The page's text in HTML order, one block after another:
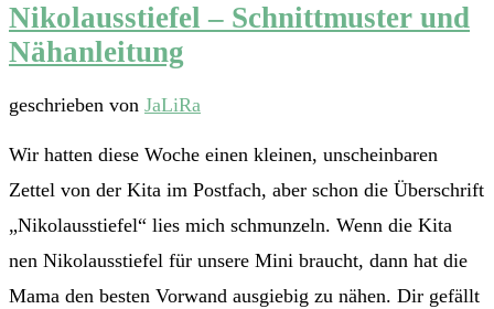
Nikolausstiefel – Schnittmuster und
Nähanleitung
geschrieben von JaLiRa
Wir hatten diese Woche einen kleinen, unscheinbaren
Zettel von der Kita im Postfach, aber schon die Überschrift
„Nikolausstiefel“ lies mich schmunzeln. Wenn die Kita
nen Nikolausstiefel für unsere Mini braucht, dann hat die
Mama den besten Vorwand ausgiebig zu nähen. Dir gefällt